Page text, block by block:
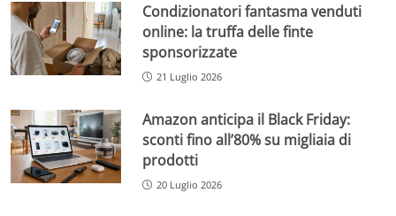
Condizionatori fantasma venduti
online: la truffa delle finte
sponsorizzate
21 Luglio 2026
Amazon anticipa il Black Friday:
sconti fino all’80% su migliaia di
prodotti
20 Luglio 2026